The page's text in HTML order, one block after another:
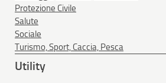
Protezione Civile
Salute
Sociale
Turismo, Sport, Caccia, Pesca
Utility